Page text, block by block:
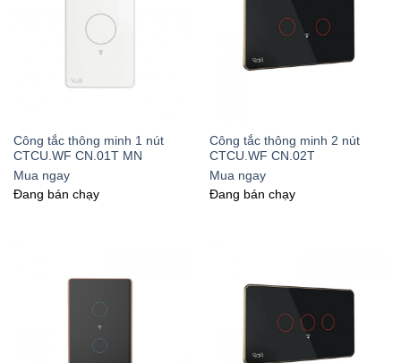
Công tắc thông minh 1 nút
CTCU.WF CN.01T MN
Mua ngay
Đang bán chạy
Công tắc thông minh 2 nút
CTCU.WF CN.02T
Mua ngay
Đang bán chạy